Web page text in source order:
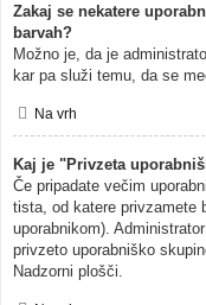
Zakaj se nekatere
barvah?
Možno je, da je
kar pa služi temu, da se
Na vrh
Kaj je "Privzeta
Če pripadate večim
tista, od katere privzamete
uporabnikom).
privzeto uporabniško
Nadzorni plošči.